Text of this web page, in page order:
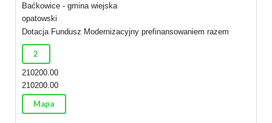
Baćkowice - gmina wiejska
opatowski
Dotacja Fundusz Modernizacyjny prefinansowaniem razem
2
210200.00
210200.00
Mapa